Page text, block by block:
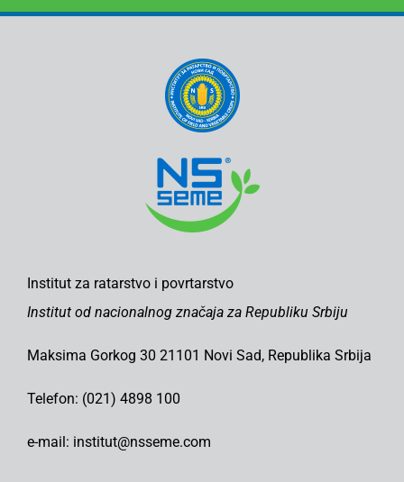
Institut za ratarstvo i povrtarstvo
Institut od nacionalnog značaja za Republiku Srbiju
Maksima Gorkog 30 21101 Novi Sad, Republika Srbija
Telefon: (021) 4898 100
e-mail: institut@nsseme.com